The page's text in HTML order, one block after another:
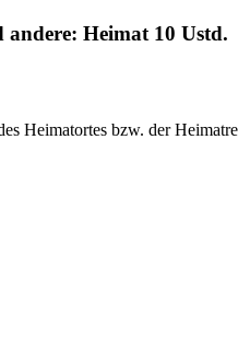
andere: Heimat 10 Ustd.
Heimatortes bzw. der